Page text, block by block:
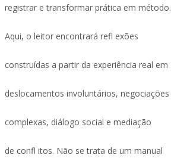
registrar e transformar prática em método.
Aqui, o leitor encontrará refl exões
construídas a partir da experiência real em
deslocamentos involuntários, negociações
complexas, diálogo social e mediação
de confl itos. Não se trata de um manual